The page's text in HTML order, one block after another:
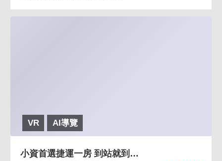
VR AI導覽
小資首選捷運一房 到站就到家一房兩廳一衛浴